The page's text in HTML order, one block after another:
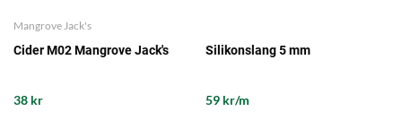
Mangrove Jack's
Cider M02 Mangrove Jack's
38 kr
Silikonslang 5 mm
59 kr/m